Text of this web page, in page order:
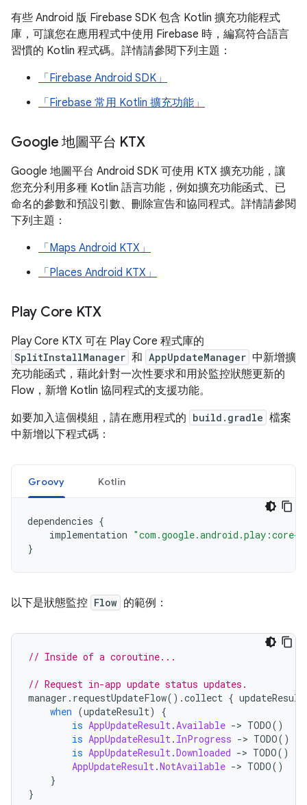
有些 Android 版 Firebase SDK 包含 Kotlin 擴充功能程式
庫，可讓您在應用程式中使用 Firebase 時，編寫符合語言
習慣的 Kotlin 程式碼。詳情請參閱下列主題：
「Firebase Android SDK」
「Firebase 常用 Kotlin 擴充功能」
Google 地圖平台 KTX
Google 地圖平台 Android SDK 可使用 KTX 擴充功能，讓
您充分利用多種 Kotlin 語言功能，例如擴充功能函式、已
命名的參數和預設引數、刪除宣告和協同程式。詳情請參閱
下列主題：
「Maps Android KTX」
「Places Android KTX」
Play Core KTX
Play Core KTX 可在 Play Core 程式庫的
SplitInstallManager 和 AppUpdateManager 中新增擴
充功能函式，藉此針對一次性要求和用於監控狀態更新的
Flow，新增 Kotlin 協同程式的支援功能。
如要加入這個模組，請在應用程式的 build.gradle 檔案
中新增以下程式碼：
Groovy Kotlin
dependencies {
implementation
}
以下是狀態監控 Flow 的範例：
// Inside of a coroutine...
// Request in-app update status updates.
manager . requestUpdateFlow().collect {
when (updateResult)
{
is AppUpdateResult.Available -> TODO()
is AppUpdateResult. InProgress -> TODO()
is AppUpdateResult.Downloaded -> TODO()
AppUpdateResult.NotAvailable -> TODO()
}
}